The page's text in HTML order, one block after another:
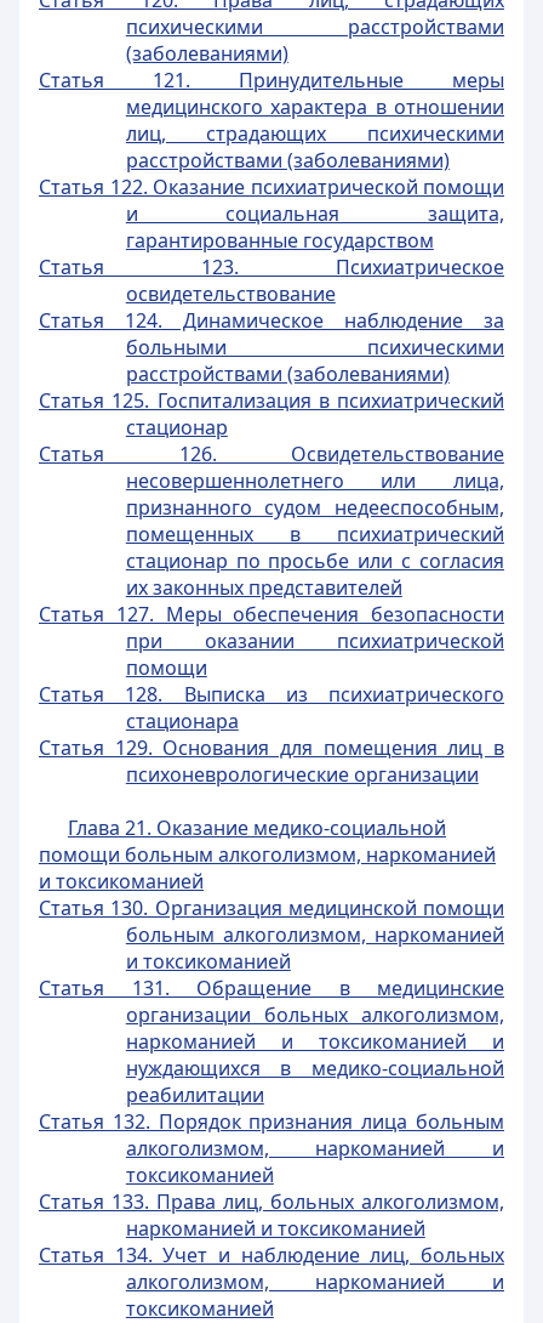
психическими расстройствами
(заболеваниями)
Статья 121. Принудительные меры
медицинского характера в отношении
лиц, страдающих психическими
расстройствами (заболеваниями)
Статья 122. Оказание психиатрической помощи
и социальная защита,
гарантированные государством
Статья 123. Психиатрическое
освидетельствование
Статья 124. Динамическое наблюдение за
больными психическими
расстройствами (заболеваниями)
Статья 125. Госпитализация в психиатрический
стационар
Статья 126. Освидетельствование
несовершеннолетнего или лица,
признанного судом недееспособным,
помещенных в психиатрический
стационар по просьбе или с согласия
их законных представителей
Статья 127. Меры обеспечения безопасности
при оказании психиатрической
помощи
Статья 128. Выписка из психиатрического
стационара
Статья 129. Основания для помещения лиц в
психоневрологические организации
Глава 21. Оказание медико-социальной
помощи больным алкоголизмом, наркоманией
и токсикоманией
Статья 130. Организация медицинской помощи
больным алкоголизмом, наркоманией
и токсикоманией
Статья 131. Обращение в медицинские
организации больных алкоголизмом,
наркоманией и токсикоманией и
нуждающихся в медико-социальной
реабилитации
Статья 132. Порядок признания лица больным
алкоголизмом, наркоманией и
токсикоманией
Статья 133. Права лиц, больных алкоголизмом,
наркоманией и токсикоманией
Статья 134. Учет и наблюдение лиц, больных
алкоголизмом, наркоманией и
токсикоманией